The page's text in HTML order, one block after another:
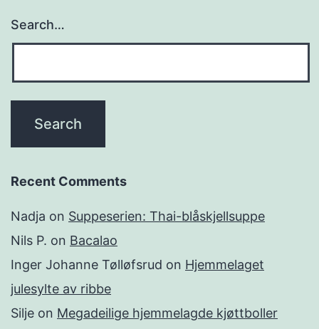
Search…
Recent Comments
Nadja on Suppeserien: Thai-blåskjellsuppe
Nils P. on Bacalao
Inger Johanne Tølløfsrud on Hjemmelaget
julesylte av ribbe
Silje on Megadeilige hjemmelagde kjøttboller